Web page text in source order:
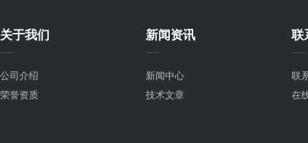
关于我们
公司介绍
荣誉资质
新闻资讯
新闻中心
技术文章
联
联
在